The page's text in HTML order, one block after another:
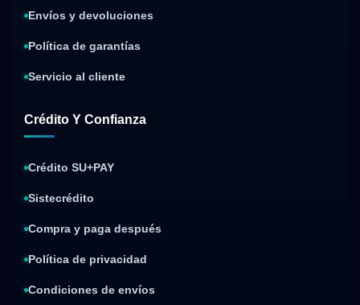
Envíos y devoluciones
Política de garantías
Servicio al cliente
Crédito Y Confianza
Crédito SU+PAY
Sistecrédito
Compra y paga después
Política de privacidad
Condiciones de envíos